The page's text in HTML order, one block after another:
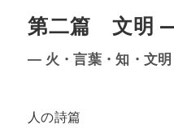
第二篇 文明
— 火・言葉・知・文
人の詩篇